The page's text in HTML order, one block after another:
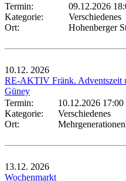
Termin:
09.12.2026
Kategorie:
Verschiedenes
Ort:
Hohenberger
10.12. 2026
RE-AKTIV Fränk. Adventszeit
Güney
Termin:
10.12.2026
Kategorie:
Verschiedenes
Ort:
13.12. 2026
Wochenmarkt